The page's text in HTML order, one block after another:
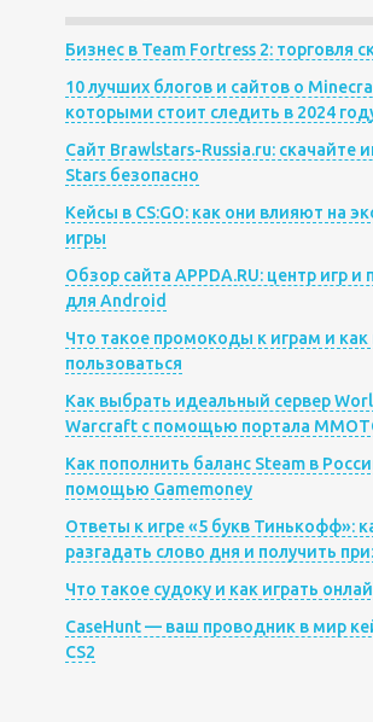
Бизнес в Team Fortress 2: торговля
10 лучших блогов и сайтов о
которыми стоит следить в 2024
Сайт Brawlstars-Russia.ru: скачайте
Stars безопасно
Кейсы в CS:GO: как они влияют на
игры
Обзор сайта APPDA.RU: центр игр
для Android
Что такое промокоды к играм и
пользоваться
Как выбрать идеальный сервер
Warcraft с помощью портала
Как пополнить баланс Steam в
помощью Gamemoney
Ответы к игре «5 букв Тинькофф»:
разгадать слово дня и получить
Что такое судоку и как играть
CaseHunt — ваш проводник в мир
CS2